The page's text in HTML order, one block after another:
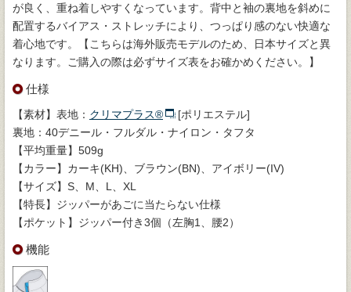
が良く、重ね着しやすくなっています。背中と袖の裏地を斜めに
配置するバイアス・ストレッチにより、つっぱり感のない快適な
着心地です。【こちらは海外販売モデルのため、日本サイズと異
なります。ご購入の際は必ずサイズ表をお確かめください。】
仕様
【素材】表地： クリマプラス®
[ポリエステル]
裏地：40デニール・フルダル・ナイロン・タフタ
【平均重量】509g
【カラー】カーキ(KH)、ブラウン(BN)、アイボリー(IV)
【サイズ】S、M、L、XL
【特長】ジッパーがあごに当たらない仕様
【ポケット】ジッパー付き3個（左胸1、腰2）
機能